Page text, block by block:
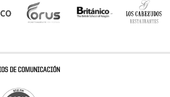
DE COMUNICACIÓN